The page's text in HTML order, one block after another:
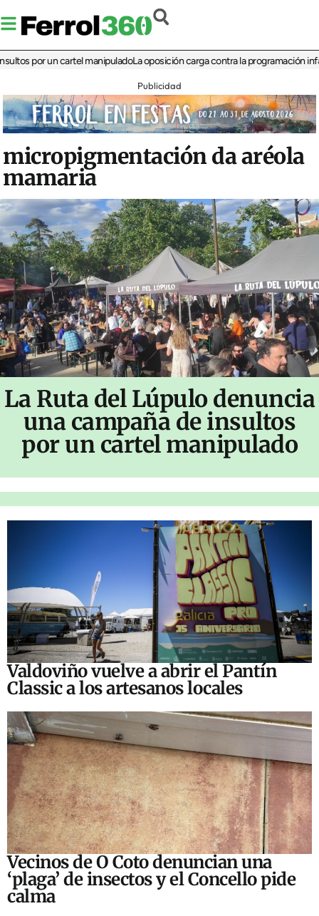
por un cartel manipuladoLa oposición carga contra la programación infantil
Publicidad
micropigmentación da aréola
mamaria
La Ruta del Lúpulo denuncia
una campaña de insultos
por un cartel manipulado
Valdoviño vuelve a abrir el Pantín
Classic a los artesanos locales
Vecinos de O Coto denuncian una
‘plaga’ de insectos y el Concello pide
calma